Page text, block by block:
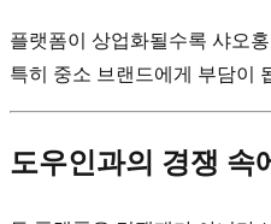
플랫폼이 상업화될수록 샤오
특히 중소 브랜드에게 부담이
도우인과의 경쟁 속